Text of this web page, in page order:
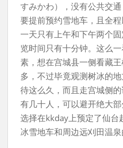
すみかわ），没有公共交
要提前预约雪地车，且全
一天只有上午和下午两个
览时间只有十分钟。这么
素，想在宫城县一侧看藏
多，不过毕竟观测树冰的
待这么久，而且走宫城侧
有几十人，可以避开绝大
选择在kkday上预定了仙台
冰雪地车和周边远刈田温泉